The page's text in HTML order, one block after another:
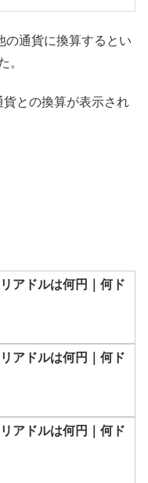
の通貨に換算するとい
。
との換算が表示され
アドルは何円｜何ド
アドルは何円｜何ド
アドルは何円｜何ド